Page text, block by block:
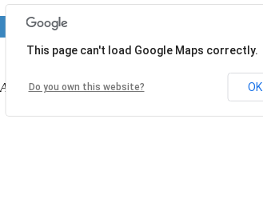
PAS DE CALAIS62340
This page can't load Google Maps correctly.
Do you own this website? OK